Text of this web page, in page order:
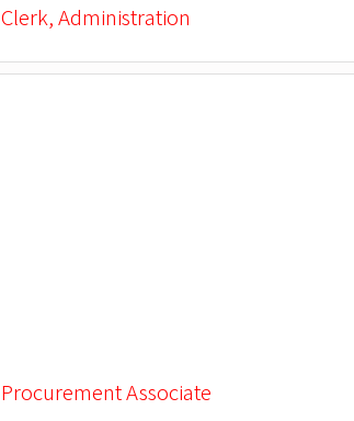
Clerk, Administration
Procurement Associate